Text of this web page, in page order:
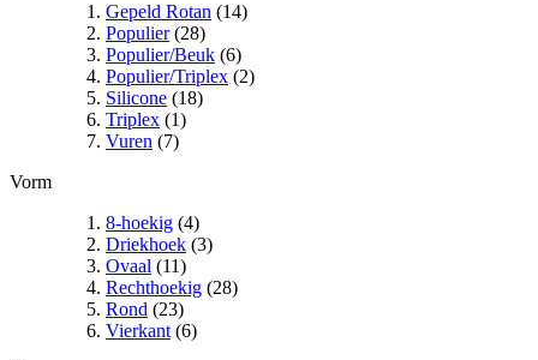
Gepeld Rotan (14)
Populier (28)
Populier/Beuk (6)
Populier/Triplex (2)
Silicone (18)
Triplex (1)
Vuren (7)
Vorm
8-hoekig (4)
Driekhoek (3)
Ovaal (11)
Rechthoekig (28)
Rond (23)
Vierkant (6)